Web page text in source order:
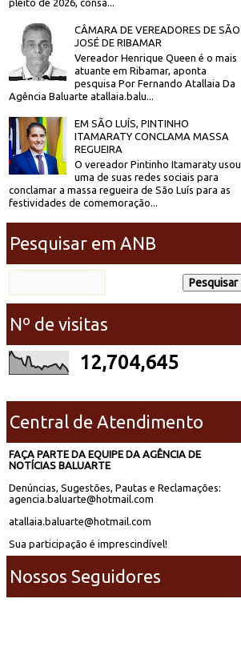
pleito de 2026, consa...
CÂMARA DE VEREADORES DE SÃO
JOSÉ DE RIBAMAR
Vereador Henrique Queen é o mais
atuante em Ribamar, aponta
pesquisa Por Fernando Atallaia Da
Agência Baluarte atallaia.balu...
EM SÃO LUÍS, PINTINHO
ITAMARATY CONCLAMA MASSA
REGUEIRA
O vereador Pintinho Itamaraty usou
uma de suas redes sociais para
conclamar a massa regueira de São Luís para as
festividades de comemoração...
Pesquisar em ANB
Nº de visitas
12,704,645
Central de Atendimento
FAÇA PARTE DA EQUIPE DA AGÊNCIA DE
NOTÍCIAS BALUARTE
Denúncias, Sugestões, Pautas e Reclamações:
agencia.baluarte@hotmail.com
atallaia.baluarte@hotmail.com
Sua participação é imprescindível!
Nossos Seguidores